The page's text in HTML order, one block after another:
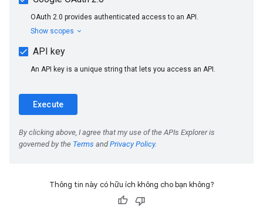
Thông tin này có hữu ích không cho bạn không?